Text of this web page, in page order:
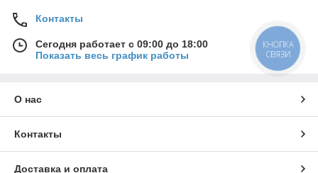
Контакты
Сегодня работает с 09:00 до 18:00
Показать весь график работы
О нас
Контакты
Доставка и оплата
КНОПКА
СВЯЗИ